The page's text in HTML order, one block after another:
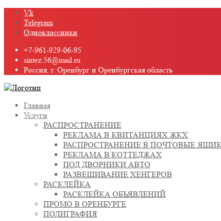
Промотать
содержимому
Vk
Telegram
Одноклассники
+7-961-929-06-95
sintez.56@mail.ru
Россия, г. Оренбург и Оренбургская область
Главная
Услуги
РАСПРОСТРАНЕНИЕ
РЕКЛАМА В КВИТАНЦИЯХ ЖКХ
РАСПРОСТРАНЕНИЕ В ПОЧТОВЫЕ
РЕКЛАМА В КОТТЕДЖАХ
ПОД ДВОРНИКИ АВТО
РАЗВЕШИВАНИЕ ХЕНГЕРОВ
РАСКЛЕЙКА
РАСКЛЕЙКА ОБЪЯВЛЕНИЙ
ПРОМО В ОРЕНБУРГЕ
ПОЛИГРАФИЯ